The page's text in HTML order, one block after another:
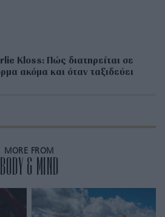
Kloss: Πώς διατηρείται σε
ακόμα και όταν ταξιδεύει
MORE FROM
BODY & MIND